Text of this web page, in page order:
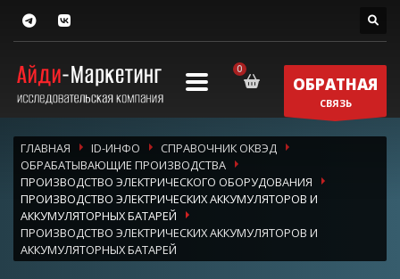
ОБРАТНАЯ
СВЯЗЬ
ГЛАВНАЯ ID-ИНФО
СПРАВОЧНИК ОКВЭД
ОБРАБАТЫВАЮЩИЕ ПРОИЗВОДСТВА
ПРОИЗВОДСТВО ЭЛЕКТРИЧЕСКОГО ОБОРУДОВАНИЯ
ПРОИЗВОДСТВО ЭЛЕКТРИЧЕСКИХ АККУМУЛЯТОРОВ И
АККУМУЛЯТОРНЫХ БАТАРЕЙ
ПРОИЗВОДСТВО ЭЛЕКТРИЧЕСКИХ АККУМУЛЯТОРОВ И
АККУМУЛЯТОРНЫХ БАТАРЕЙ